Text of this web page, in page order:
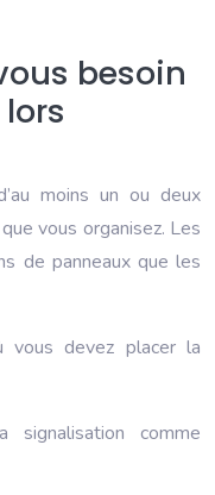
besoin
moins un ou deux
vous organisez. Les
de panneaux que les
vous devez placer la
comme